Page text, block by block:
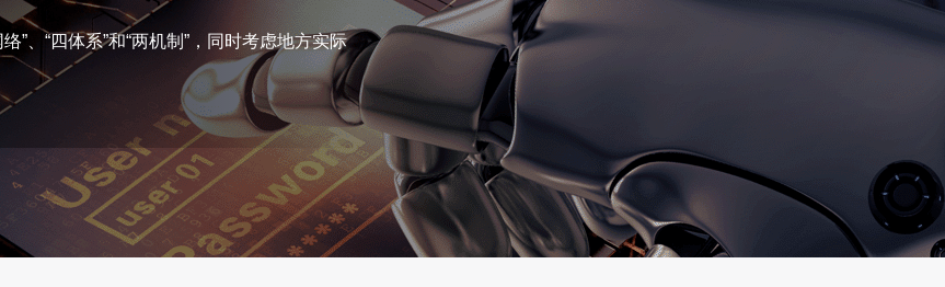
”、“四体系”和“两机制”，同时考虑地方实际